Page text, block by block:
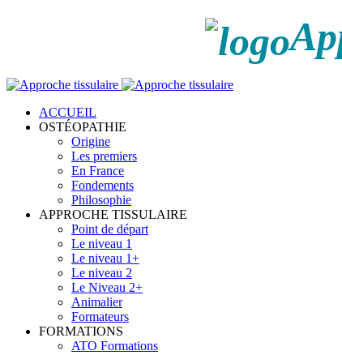
ACCUEIL
OSTÉOPATHIE
Origine
Les premiers
En France
Fondements
Philosophie
APPROCHE TISSULAIRE
Point de départ
Le niveau 1
Le niveau 1+
Le niveau 2
Le Niveau 2+
Animalier
Formateurs
FORMATIONS
ATO Formations